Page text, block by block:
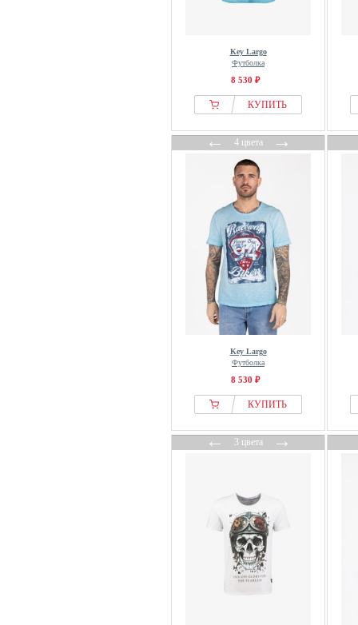
Key Largo
Футболка
8 530 ₽
КУПИТЬ
←4 цвета→
Key Largo
Футболка
8 530 ₽
КУПИТЬ
←3 цвета→